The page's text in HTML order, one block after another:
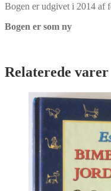
Bogen er udgivet i 2014 af
Bogen er som ny
Relaterede varer